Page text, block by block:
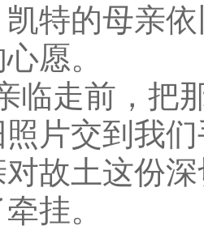
特的母亲
愿。
走前，把那
片交到我
故土这份
挂。